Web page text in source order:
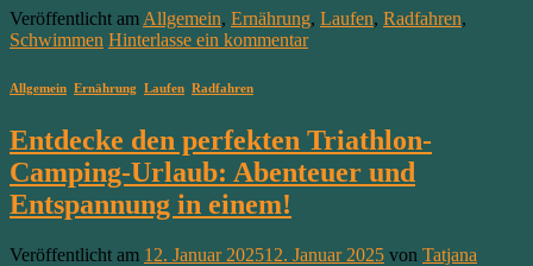
Veröffentlicht am Allgemein, Ernährung, Laufen, Radfahren,
Schwimmen Hinterlasse ein kommentar
Allgemein Ernährung Laufen Radfahren
Entdecke den perfekten Triathlon-
Camping-Urlaub: Abenteuer und
Entspannung in einem!
Veröffentlicht am 12. Januar 202512. Januar 2025 von Tatjana